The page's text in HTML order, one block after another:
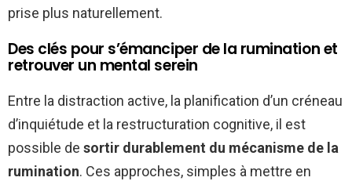
prise plus naturellement.
Des clés pour s’émanciper de la rumination et
retrouver un mental serein
Entre la distraction active, la planification d’un créneau
d’inquiétude et la restructuration cognitive, il est
possible de sortir durablement du mécanisme de la
rumination. Ces approches, simples à mettre en